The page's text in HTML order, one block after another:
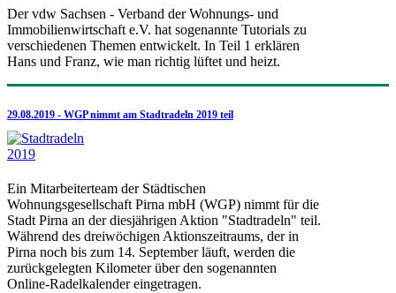
Der vdw Sachsen - Verband der Wohnungs- und
Immobilienwirtschaft e.V. hat sogenannte Tutorials zu
verschiedenen Themen entwickelt. In Teil 1 erklären
Hans und Franz, wie man richtig lüftet und heizt.
29.08.2019 - WGP nimmt am Stadtradeln 2019 teil
Ein Mitarbeiterteam der Städtischen
Wohnungsgesellschaft Pirna mbH (WGP) nimmt für die
Stadt Pirna an der diesjährigen Aktion "Stadtradeln" teil.
Während des dreiwöchigen Aktionszeitraums, der in
Pirna noch bis zum 14. September läuft, werden die
zurückgelegten Kilometer über den sogenannten
Online-Radelkalender eingetragen.